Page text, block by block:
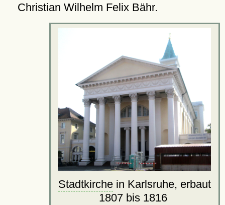
Christian Wilhelm Felix Bähr.
Stadtkirche in Karlsruhe, erbaut
1807 bis 1816